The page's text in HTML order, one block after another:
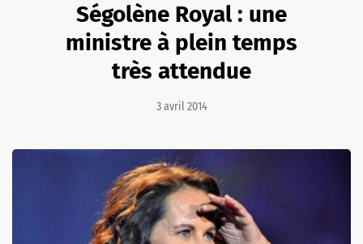
Ségolène Royal : une
ministre à plein temps
très attendue
3 avril 2014